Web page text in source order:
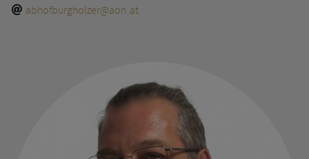
abhofburgholzer@aon.at